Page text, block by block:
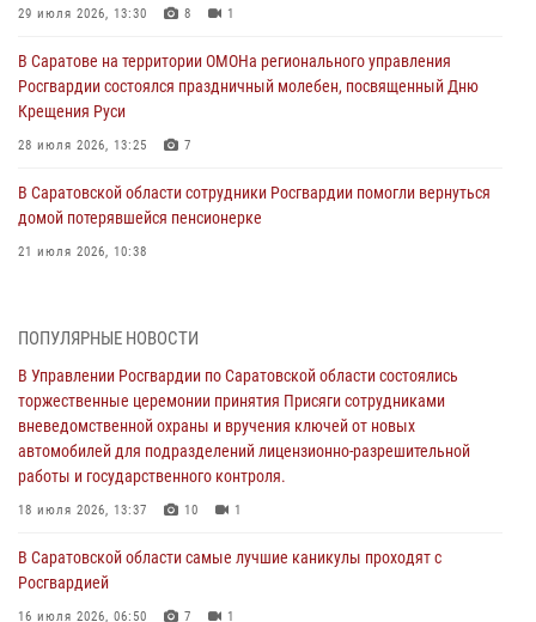
29 июля 2026, 13:30 8 1
В Саратове на территории ОМОНа регионального управления
Росгвардии состоялся праздничный молебен, посвященный Дню
Крещения Руси
28 июля 2026, 13:25 7
В Саратовской области сотрудники Росгвардии помогли вернуться
домой потерявшейся пенсионерке
21 июля 2026, 10:38
вневедомственной охраны и вручения ключей от новых
автомобилей для подразделений лицензионно-разрешительной
работы и государственного контроля.
18 июля 2026, 13:37 10 1
В Саратовской области самые лучшие каникулы проходят с
Росгвардией
В Саратове сотрудники Росгвардии первыми пришли на помощь к
женщине, попавшей в ДТП из-за возникшего сердечного приступа
ПОПУЛЯРНЫЕ НОВОСТИ
В Управлении Росгвардии по Саратовской области состоялись
торжественные церемонии принятия Присяги сотрудниками
вневедомственной охраны и вручения ключей от новых
автомобилей для подразделений лицензионно-разрешительной
работы и государственного контроля.
18 июля 2026, 13:37 10 1
В Саратовской области самые лучшие каникулы проходят с
Росгвардией
16 июля 2026, 06:50 7 1